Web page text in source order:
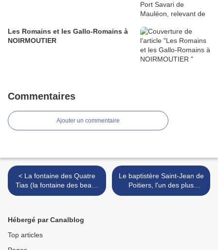
Les Romains et les Gallo-Romains à
NOIRMOUTIER
Commentaires
Ajouter un commentaire
< La fontaine des Quatre
Tias (la fontaine des beaux
esprits) de Fontenay-le-
Renaissance
Le baptistère Saint-Jean de
Poitiers, l'un des plus
anciens monuments
Hébergé par Canalblog
Top articles